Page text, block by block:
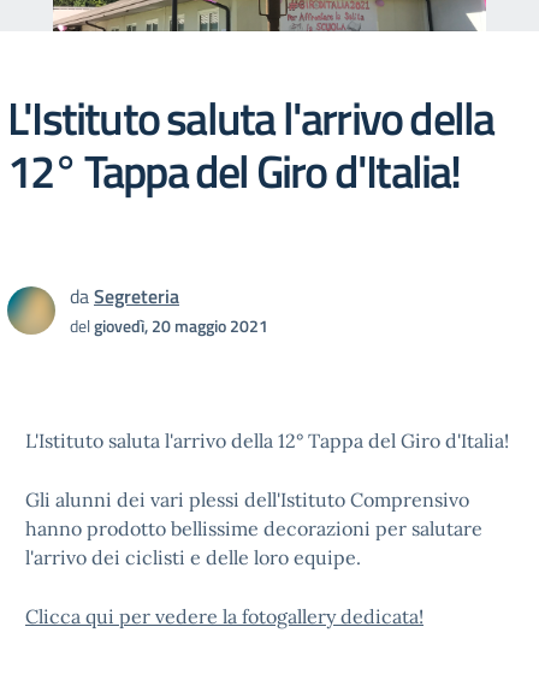
L'Istituto saluta l'arrivo della
12° Tappa del Giro d'Italia!
daSegreteria
delgiovedì, 20 maggio 2021
L'Istituto saluta l'arrivo della 12° Tappa del Giro d'Italia!
Gli alunni dei vari plessi dell'Istituto Comprensivo
hanno prodotto bellissime decorazioni per salutare
l'arrivo dei ciclisti e delle loro equipe.
Clicca qui per vedere la fotogallery dedicata!